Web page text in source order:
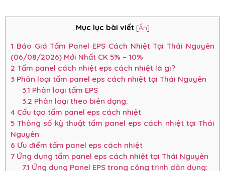
Mục lục bài viết [Ẩn]
1 Báo Giá Tấm Panel EPS Cách Nhiệt Tại Thái Nguyên
(06/08/2026) Mới Nhất CK 5% – 10%
2 Tấm panel cách nhiệt eps cách nhiệt là gì?
3 Phân loại tấm panel eps cách nhiệt tại Thái Nguyên
3.1 Phân loại tấm EPS
3.2 Phân loại theo biên dạng:
4 Cấu tạo tấm panel eps cách nhiệt
5 Thông số kỹ thuật tấm panel eps cách nhiệt tại Thái
Nguyên
6 Ưu điểm tấm panel eps cách nhiệt
7 Ứng dụng tấm panel eps cách nhiệt tại Thái Nguyên
7.1 Ứng dụng Panel EPS trong công trình dân dụng: